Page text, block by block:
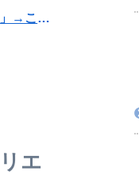
ぼく「妹がぼくの子供を妊娠したんだ…」父「！？実は俺と母さんも兄妹なんだ」ぼく「！？」→こうなるwww
ｱﾘ)
エ